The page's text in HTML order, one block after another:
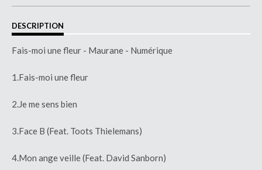
DESCRIPTION
Fais-moi une fleur - Maurane - Numérique
1.Fais-moi une fleur
2.Je me sens bien
3.Face B (Feat. Toots Thielemans)
4.Mon ange veille (Feat. David Sanborn)